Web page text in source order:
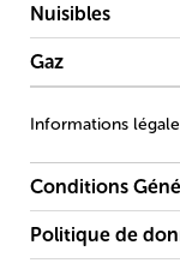
Nuisibles
Gaz
Informations
Conditions
Politique de